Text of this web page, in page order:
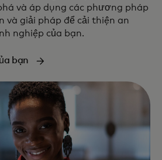
và áp dụng các phương pháp
và giải pháp để cải thiện an
nghiệp của bạn.
bạn